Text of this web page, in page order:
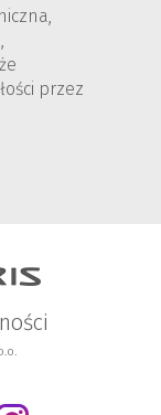
przez